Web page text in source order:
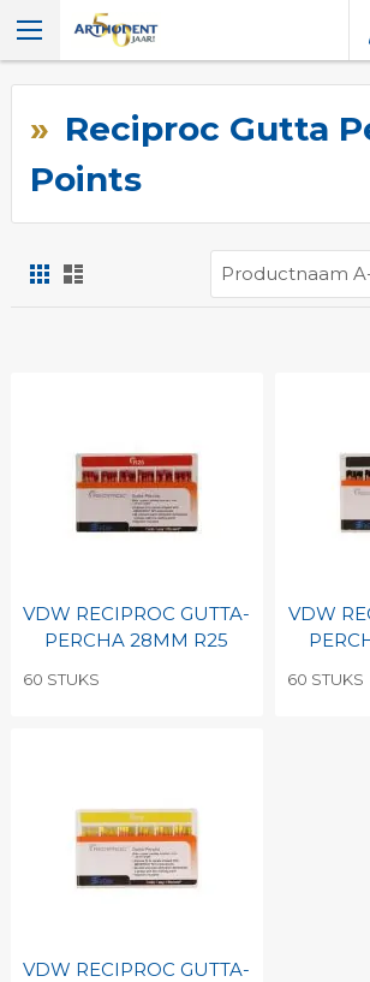
Reciproc Gutta
Points
Foto-
tabel
VDW RECIPROC GUTTA-
PERCHA 28MM R25
60 STUKS
VDW
60 STUKS
VDW RECIPROC GUTTA-